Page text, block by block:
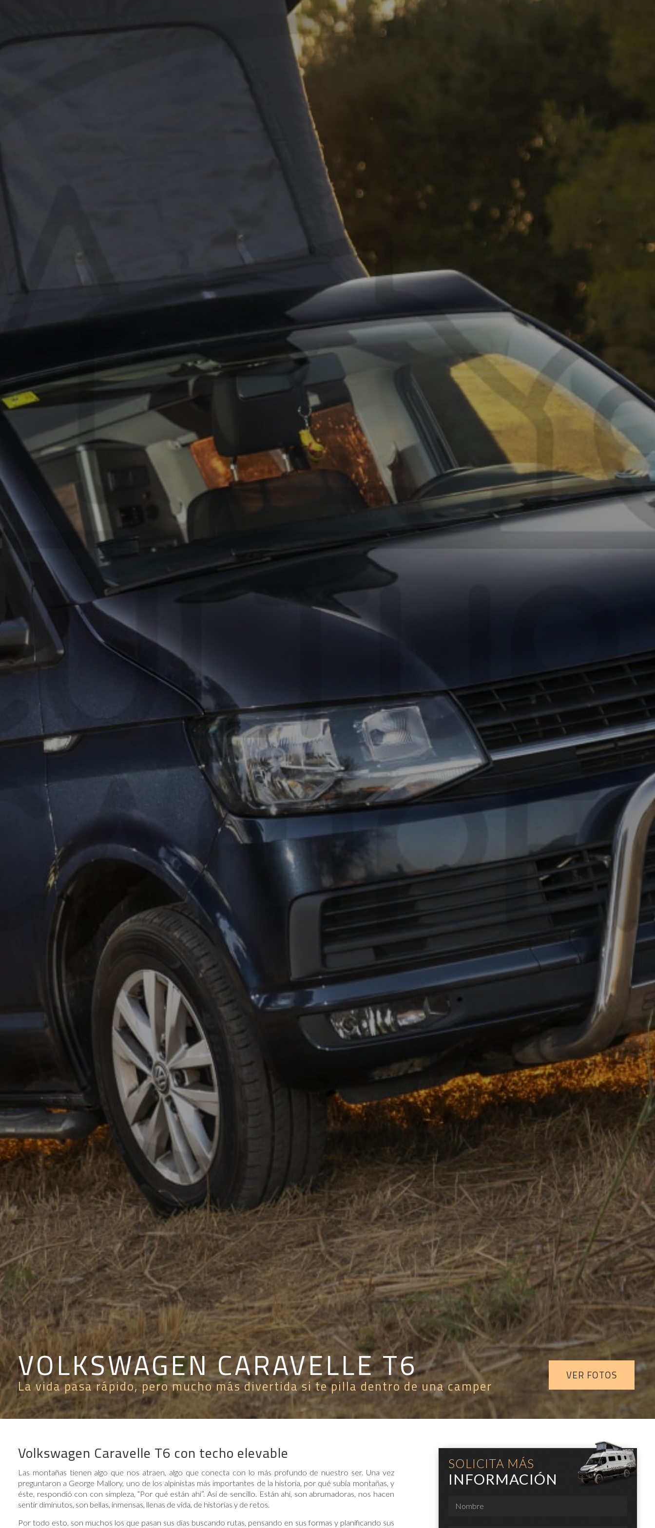
VOLKSWAGEN CARAVELLE T6
La vida pasa rápido, pero mucho más divertida si te pilla dentro de una camper VER FOTOS
Volkswagen Caravelle T6 con techo elevable
Las montañas tienen algo que nos atraen, algo que conecta con lo más profundo de nuestro ser. Una vez
preguntaron a George Mallory, uno de los alpinistas más importantes de la historia, por qué subía montañas, y
éste, respondió con con simpleza, “Por qué están ahí”. Así de sencillo. Están ahí, son abrumadoras, nos hacen
sentir diminutos, son bellas, inmensas, llenas de vida, de historías y de retos.
Por todo esto, son muchos los que pasan sus días buscando rutas, pensando en sus formas y planificando sus
SOLICITA MÁS
INFORMACIÓN